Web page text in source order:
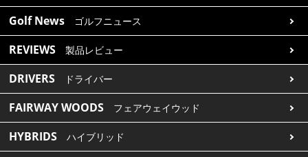
Golf News ゴルフニュース
REVIEWS 製品レビュー
DRIVERS ドライバー
FAIRWAY WOODS フェアウェイウッド
HYBRIDS ハイブリッド